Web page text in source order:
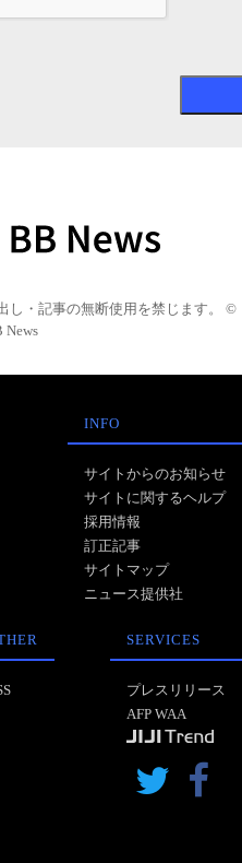
し・記事の無断使用を禁じます。 ©
News
INFO
サイトからのお知らせ
サイトに関するヘルプ
採用情報
訂正記事
サイトマップ
ニュース提供社
SERVICES
プレスリリース
AFP WAA